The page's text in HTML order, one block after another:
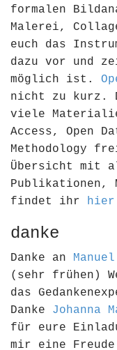
formalen
Malerei,
euch das
dazu vor und
möglich ist.
nicht zu kurz.
viele
Access, Open
Methodology
Übersicht mit
Publikationen,
findet ihr hier
danke
Danke an
(sehr frühen)
das
Danke Johanna
für eure
mir eine